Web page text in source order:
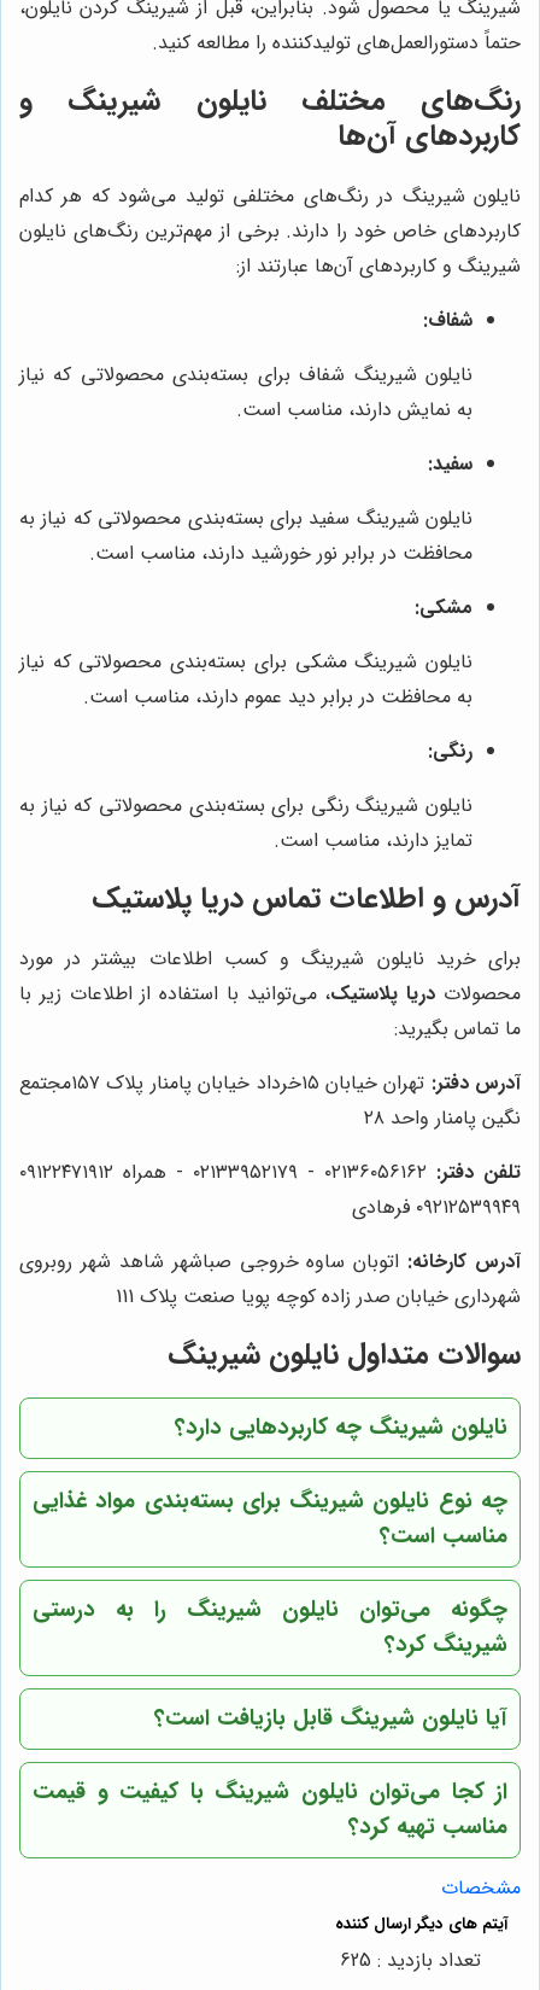
شیرینگ یا محصول شود. بنابراین، قبل از شیرینگ کردن نایلون،
حتماً دستورالعمل‌های تولیدکننده را مطالعه کنید.
رنگ‌های مختلف نایلون شیرینگ و
کاربردهای آن‌ها
نایلون شیرینگ در رنگ‌های مختلفی تولید می‌شود که هر کدام
کاربردهای خاص خود را دارند. برخی از مهم‌ترین رنگ‌های نایلون
شیرینگ و کاربردهای آن‌ها عبارتند از:
شفاف:
نایلون شیرینگ شفاف برای بسته‌بندی محصولاتی که نیاز
به نمایش دارند، مناسب است.
سفید:
نایلون شیرینگ سفید برای بسته‌بندی محصولاتی که نیاز به
محافظت در برابر نور خورشید دارند، مناسب است.
مشکی:
نایلون شیرینگ مشکی برای بسته‌بندی محصولاتی که نیاز
به محافظت در برابر دید عموم دارند، مناسب است.
رنگی:
نایلون شیرینگ رنگی برای بسته‌بندی محصولاتی که نیاز به
تمایز دارند، مناسب است.
آدرس و اطلاعات تماس دریا پلاستیک
برای خرید نایلون شیرینگ و کسب اطلاعات بیشتر در مورد
محصولات دریا پلاستیک، می‌توانید با استفاده از اطلاعات زیر با
ما تماس بگیرید:
آدرس دفتر:
تهران خیابان ۱۵خرداد خیابان پامنار پلاک ۱۵۷مجتمع
نگین پامنار واحد ۲۸
تلفن دفتر:
۰۲۱۳۶۰۵۶۱۶۲ - ۰۲۱۳۳۹۵۲۱۷۹ - همراه ۰۹۱۲۲۴۷۱۹۱۲
۰۹۲۱۲۵۳۹۹۴۹ فرهادی
آدرس کارخانه: اتوبان ساوه خروجی صباشهر شاهد شهر روبروی
شهرداری خیابان صدر زاده کوچه پویا صنعت پلاک 111
سوالات متداول نایلون شیرینگ
نایلون شیرینگ چه کاربردهایی دارد؟
چه نوع نایلون شیرینگ برای بسته‌بندی مواد غذایی
مناسب است؟
چگونه می‌توان نایلون شیرینگ را به درستی
شیرینگ کرد؟
آیا نایلون شیرینگ قابل بازیافت است؟
از کجا می‌توان نایلون شیرینگ با کیفیت و قیمت
مناسب تهیه کرد؟
مشخصات
تعداد بازدید : 625